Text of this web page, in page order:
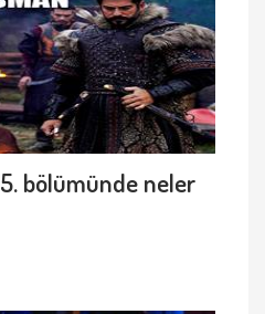
bölümünde neler